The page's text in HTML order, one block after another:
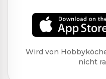
Wird von
nicht